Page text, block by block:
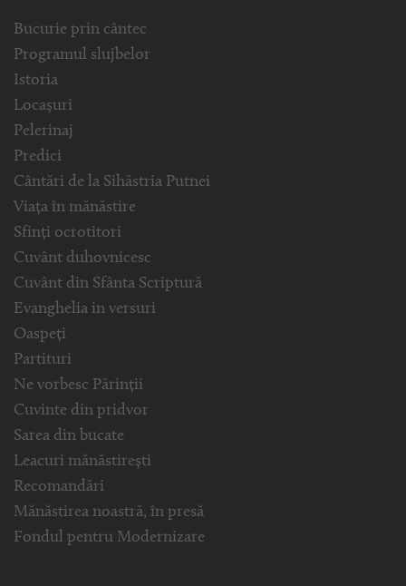
Bucurie prin cântec
Programul slujbelor
Istoria
Locașuri
Pelerinaj
Predici
Cântări de la Sihăstria Putnei
Viața în mănăstire
Sfinți ocrotitori
Cuvânt duhovnicesc
Cuvânt din Sfânta Scriptură
Evanghelia in versuri
Oaspeți
Partituri
Ne vorbesc Părinții
Cuvinte din pridvor
Sarea din bucate
Leacuri mănăstirești
Recomandări
Mănăstirea noastră, în presă
Fondul pentru Modernizare